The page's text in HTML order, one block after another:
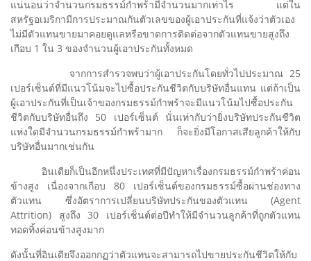
แน่นอนว่าจำนวนกรมธรรม์กำพร้ามีจำนวนมากเท่าไร แต่ใน
สหรัฐอเมริกามีการประมาณกันตัวเลขของผู้เอาประกันที่แจ้งว่าตัวเอง
ไม่มีตัวแทนขายมาคอยดูแลหรือขาดการติดต่อจากตัวแทนขายสูงถึง
เกือบ 1 ใน 3 ของจำนวนผู้เอาประกันทั้งหมด
จากการสำรวจพบว่าผู้เอาประกันโดยทั่วไปประมาณ 25
เปอร์เซ็นต์ที่มีแนวโน้มจะไปซื้อประกันชีวิตกับบริษัทอื่นแทน แต่ถ้าเป็น
ผู้เอาประกันที่เป็นเจ้าของกรมธรรม์กำพร้าจะมีแนวโน้มไปซื้อประกัน
ชีวิตกับบริษัทอื่นถึง 50 เปอร์เซ็นต์ นั่นเท่ากับว่ายิ่งบริษัทประกันชีวิต
แห่งใดมีจำนวนกรมธรรม์กำพร้ามาก ก็จะยิ่งมีโอกาสเสียลูกค้าให้กับ
บริษัทอื่นมากเช่นกัน
อินเดียก็เป็นอีกหนึ่งประเทศที่มีปัญหาเรื่องกรมธรรม์กำพร้าค่อน
ข้างสูง เนื่องจากเกือบ 80 เปอร์เซ็นต์ของกรมธรรม์ซื้อผ่านช่องทาง
ตัวแทน ซึ่งอัตราการเปลี่ยนบริษัทประกันของตัวแทน (Agent
Attrition) สูงถึง 30 เปอร์เซ็นต์ต่อปีทำให้มีจำนวนลูกค้าที่ถูกตัวแทน
ทอดทิ้งค่อนข้างสูงมาก
ดังนั้นที่อินเดียจึงออกกฏว่าตัวแทนจะสามารถไปขายประกันชีวิตให้กับ